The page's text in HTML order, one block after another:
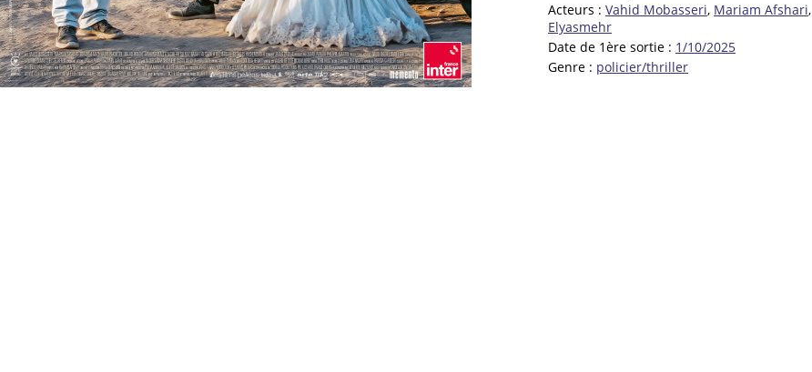
Acteurs : Vahid Mobasseri, Mariam Afshari,
Elyasmehr
Date de 1ère sortie : 1/10/2025
Genre : policier/thriller